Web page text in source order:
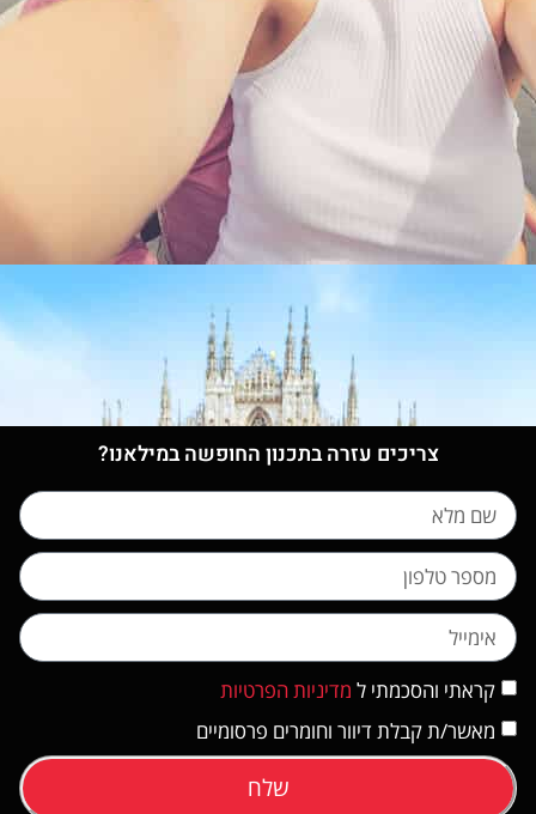
צריכים עזרה בתכנון החופשה במילאנו?
קראתי והסכמתי ל מדיניות הפרטיות
מאשר/ת קבלת דיוור וחומרים פרסומיים
שלח